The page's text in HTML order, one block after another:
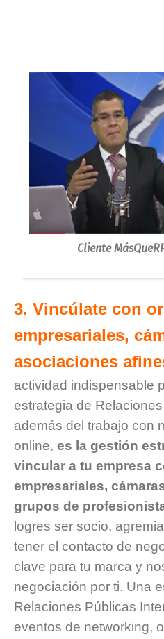
Cliente
3. Vincúlate con
empresariales,
asociaciones
actividad indispensable
estrategia de
además del trabajo con
online, es la gestión
vincular a tu empresa
empresariales,
grupos de
logres ser socio,
tener el contacto de
clave para tu marca y
negociación por ti. Una
Relaciones Públicas
eventos de networking,